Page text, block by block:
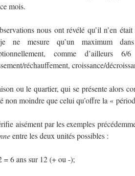
mois.
nous ont révélé qu’il n’en
ne mesure qu’un maximum
comme
réchauffement, croissance/
ou le quartier, qui se présente alors
non moindre que celui qu’offre la «
aisément par les exemples
entre les deux unités possibles :
= 6 ans sur 12 (+ ou -);